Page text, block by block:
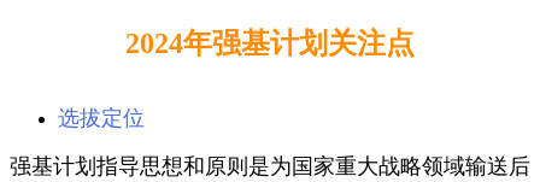
2024年强基计划关注点
选拔定位
强基计划指导思想和原则是为国家重大战略领域输送后